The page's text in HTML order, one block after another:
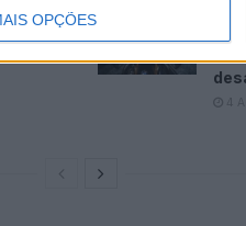
OPÇÕES
4